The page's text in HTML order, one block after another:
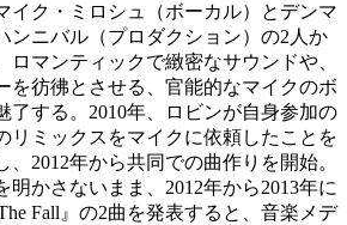
イク・ミロシュ（ボーカル）とデンマ
ンニバル（プロダクション）の2人か
ロマンティックで緻密なサウンドや、
を彷彿とさせる、官能的なマイクのボ
了する。2010年、ロビンが自身参加の
リミックスをマイクに依頼したことを
、2012年から共同での曲作りを開始。
明かさないまま、2012年から2013年に
Fall』の2曲を発表すると、音楽メデ